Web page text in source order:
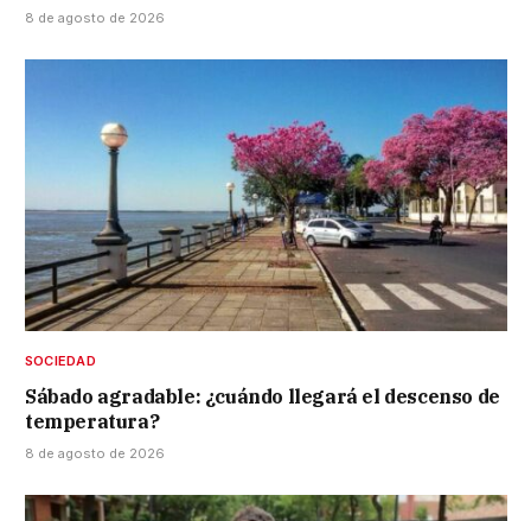
8 de agosto de 2026
SOCIEDAD
Sábado agradable: ¿cuándo llegará el descenso de
temperatura?
8 de agosto de 2026